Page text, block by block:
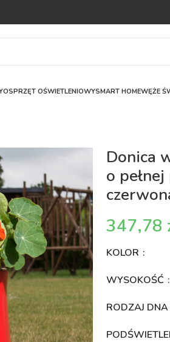
OSPRZĘT OŚWIETLENIOWYSMART HOMEWĘŻE
Donica
o
KOLOR
WYSOKOŚĆ
RODZAJ DNA